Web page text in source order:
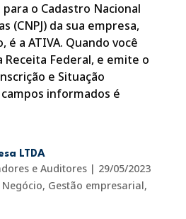
o Cadastro Nacional
(CNPJ) da sua empresa,
é a ATIVA. Quando você
Receita Federal, e emite o
e Situação
informados é
LTDA
e Auditores| 29/05/2023
, Gestão empresarial,